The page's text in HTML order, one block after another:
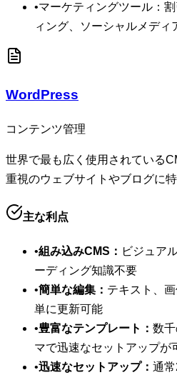
•マーケティングツール：
ィング、ソーシャルメディ
WordPress
コンテンツ管理
世界で最も広く使用されている
重視のウェブサイトやブログに特
主な利点
•組み込みCMS： ビジュア
ーディング知識不要
•簡単な編集： テキスト、
単に更新可能
•豊富なテンプレート： 数
マで迅速なセットアップが
•迅速なセットアップ： 通